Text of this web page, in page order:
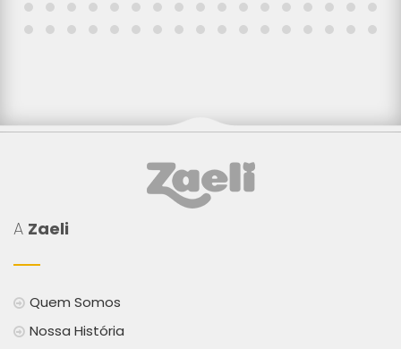
A Zaeli
Quem Somos
Nossa História